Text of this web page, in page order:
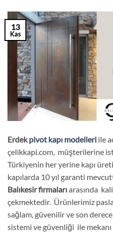
13
Kas
Erdekpivot kapı modelleri ile
çelikkapi.com, müşterilerine
Türkiyenin her yerine kapı
kapılarda 10 yıl garanti
Balıkesir firmalarıarasında
çekmektedir. Ürünlerimiz
sağlam, güvenilir ve son
sistemi ve güvenliği ile